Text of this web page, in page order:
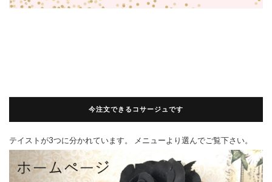
今注文できるコサージュです
テイストが3つに分かれています。 メニューより選んでご覧下さい。